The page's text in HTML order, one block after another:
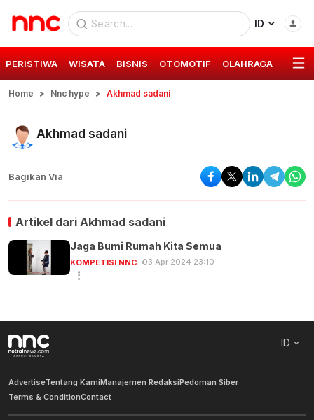
ID
PERISTIWA WISATA BISNIS OTOMOTIF OLAHRAGA GAYA
Home Nnc hype Akhmad sadani
Akhmad sadani
Bagikan Via
Artikel dari Akhmad sadani
Jaga Bumi Rumah Kita Semua
KOMPETISI NNC 03 Apr 2024 23:10
ID
AdvertiseTentang KamiManajemen RedaksiPedoman Siber
Terms & ConditionContact